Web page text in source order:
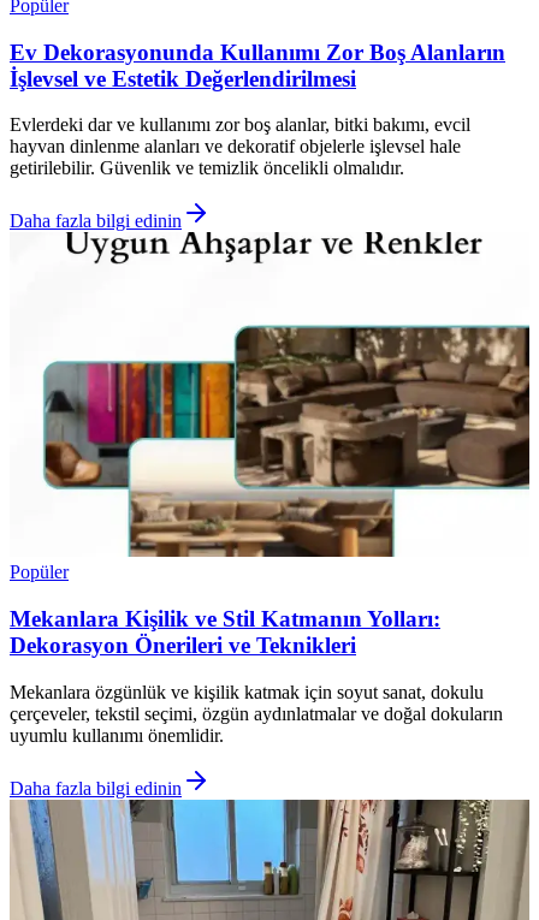
Popüler
Ev Dekorasyonunda Kullanımı Zor Boş Alanların
İşlevsel ve Estetik Değerlendirilmesi
Evlerdeki dar ve kullanımı zor boş alanlar, bitki bakımı, evcil
hayvan dinlenme alanları ve dekoratif objelerle işlevsel hale
getirilebilir. Güvenlik ve temizlik öncelikli olmalıdır.
Daha fazla bilgi edinin
Popüler
Mekanlara Kişilik ve Stil Katmanın Yolları:
Dekorasyon Önerileri ve Teknikleri
Mekanlara özgünlük ve kişilik katmak için soyut sanat, dokulu
çerçeveler, tekstil seçimi, özgün aydınlatmalar ve doğal dokuların
uyumlu kullanımı önemlidir.
Daha fazla bilgi edinin